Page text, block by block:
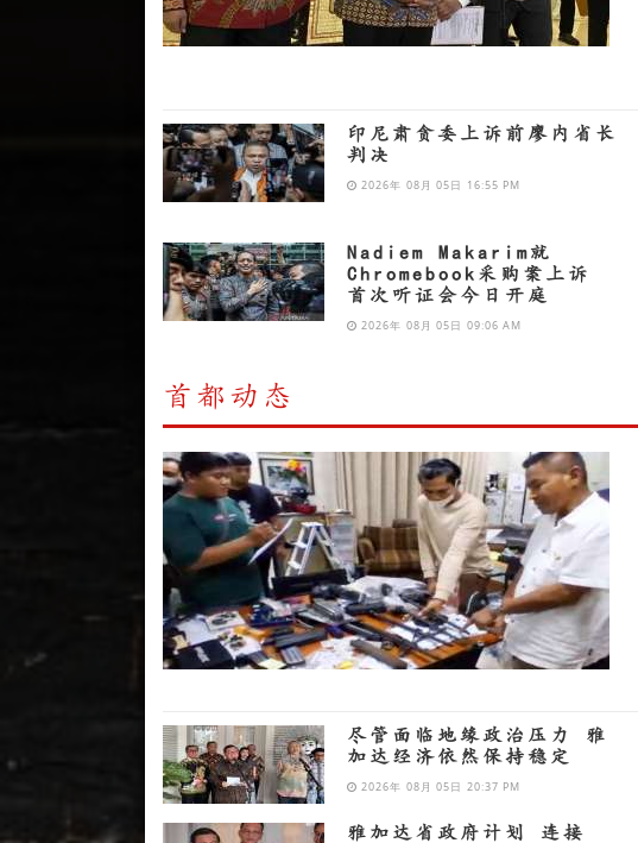
印尼肃贪委上诉前廖内省长
判决
2026年 08月 05日 16:55 PM
Nadiem Makarim就
Chromebook采购案上诉
首次听证会今日开庭
2026年 08月 05日 09:06 AM
首都动态
尽管面临地缘政治压力 雅
加达经济依然保持稳定
2026年 08月 05日 20:37 PM
雅加达省政府计划 连接